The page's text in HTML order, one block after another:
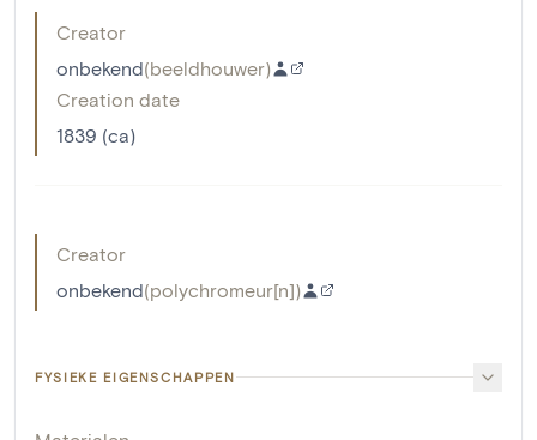
Creator
onbekend(beeldhouwer)
Creation date
1839 (ca)
Creator
onbekend(polychromeur[n])
FYSIEKE EIGENSCHAPPEN